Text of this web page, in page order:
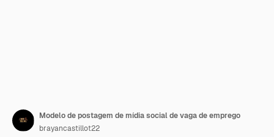
Modelo de postagem de mídia social de vaga de emprego
brayancastillot22